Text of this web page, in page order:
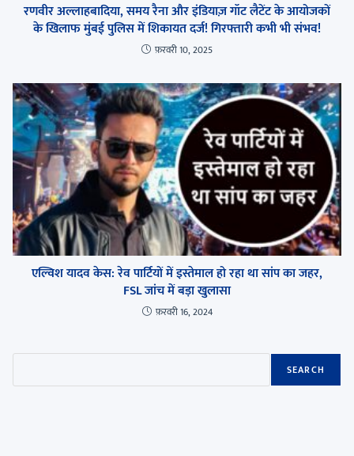
रणवीर अल्लाहबादिया, समय रैना और इंडियाज़ गॉट लैटेंट के आयोजकों
के खिलाफ मुंबई पुलिस में शिकायत दर्ज! गिरफ्तारी कभी भी संभव!
फ़रवरी 10, 2025
एल्विश यादव केस: रेव पार्टियों में इस्तेमाल हो रहा था सांप का जहर,
FSL जांच में बड़ा खुलासा
फ़रवरी 16, 2024
SEARCH